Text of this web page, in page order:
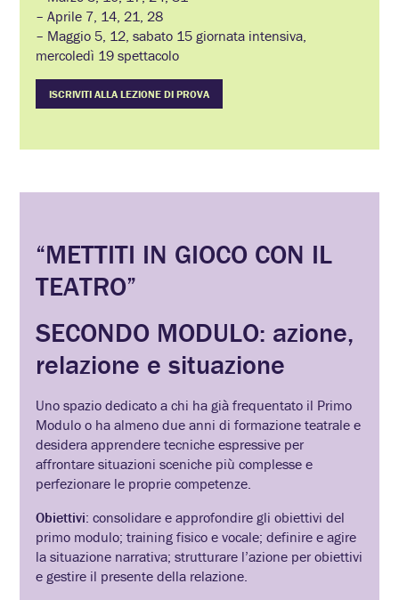
– Aprile 7, 14, 21, 28
– Maggio 5, 12, sabato 15 giornata intensiva,
mercoledì 19 spettacolo
ISCRIVITI ALLA LEZIONE DI PROVA
“METTITI IN GIOCO CON IL
TEATRO”
SECONDO MODULO: azione,
relazione e situazione
Uno spazio dedicato a chi ha già frequentato il Primo
Modulo o ha almeno due anni di formazione teatrale e
desidera apprendere tecniche espressive per
affrontare situazioni sceniche più complesse e
perfezionare le proprie competenze.
Obiettivi: consolidare e approfondire gli obiettivi del
primo modulo; training fisico e vocale; definire e agire
la situazione narrativa; strutturare l’azione per obiettivi
e gestire il presente della relazione.